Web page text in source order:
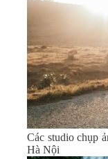
Các studio chụp
Hà Nội